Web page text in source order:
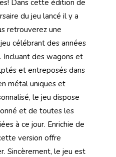
Dans cette édition de
du jeu lancé il y a
retrouverez une
célébrant des années
Incluant des wagons et
et entreposés dans
métal uniques et
le jeu dispose
et de toutes les
à ce jour. Enrichie de
version offre
Sincèrement, le jeu est